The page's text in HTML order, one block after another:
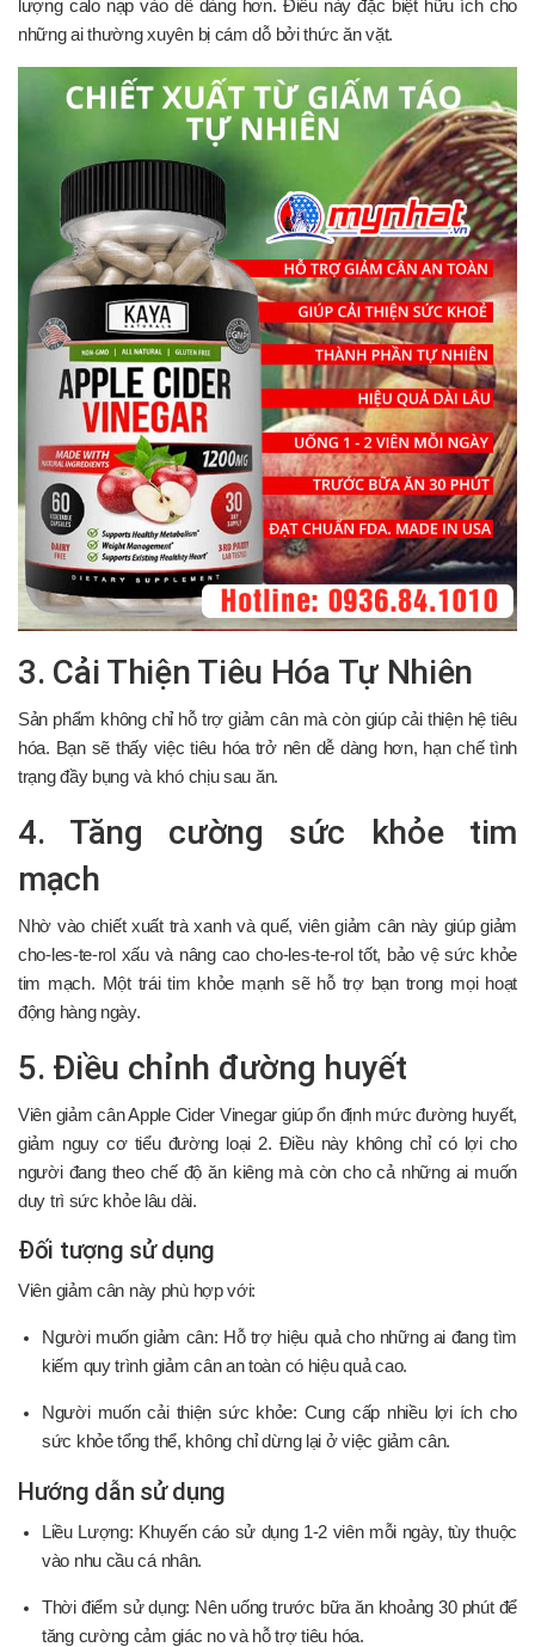
lượng calo nạp vào dễ dàng hơn. Điều này đặc biệt hữu ích cho
những ai thường xuyên bị cám dỗ bởi thức ăn vặt.
3. Cải Thiện Tiêu Hóa Tự Nhiên
Sản phẩm không chỉ hỗ trợ giảm cân mà còn giúp cải thiện hệ tiêu
hóa. Bạn sẽ thấy việc tiêu hóa trở nên dễ dàng hơn, hạn chế tình
trạng đầy bụng và khó chịu sau ăn.
4. Tăng cường sức khỏe tim
mạch
Nhờ vào chiết xuất trà xanh và quế, viên giảm cân này giúp giảm
cho-les-te-rol xấu và nâng cao cho-les-te-rol tốt, bảo vệ sức khỏe
tim mạch. Một trái tim khỏe mạnh sẽ hỗ trợ bạn trong mọi hoạt
động hàng ngày.
5. Điều chỉnh đường huyết
Viên giảm cân Apple Cider Vinegar giúp ổn định mức đường huyết,
giảm nguy cơ tiểu đường loại 2. Điều này không chỉ có lợi cho
người đang theo chế độ ăn kiêng mà còn cho cả những ai muốn
duy trì sức khỏe lâu dài.
Đối tượng sử dụng
Viên giảm cân này phù hợp với:
Người muốn giảm cân: Hỗ trợ hiệu quả cho những ai đang tìm
kiếm quy trình giảm cân an toàn có hiệu quả cao.
Người muốn cải thiện sức khỏe: Cung cấp nhiều lợi ích cho
sức khỏe tổng thể, không chỉ dừng lại ở việc giảm cân.
Hướng dẫn sử dụng
Liều Lượng: Khuyến cáo sử dụng 1-2 viên mỗi ngày, tùy thuộc
vào nhu cầu cá nhân.
Thời điểm sử dụng: Nên uống trước bữa ăn khoảng 30 phút để
tăng cường cảm giác no và hỗ trợ tiêu hóa.